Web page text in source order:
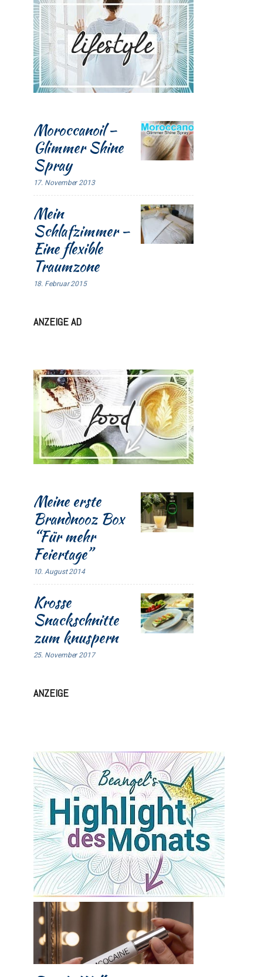
Moroccanoil –
Glimmer Shine
Spray
17. November 2013
Mein
Schlafzimmer –
Eine flexible
Traumzone
18. Februar 2015
ANZEIGE AD
Meine erste
Brandnooz Box
“Für mehr
Feiertage”
10. August 2014
Krosse
Snackschnitte
zum knuspern
25. November 2017
ANZEIGE